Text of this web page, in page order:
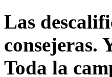
Las
consejeras.
Toda la